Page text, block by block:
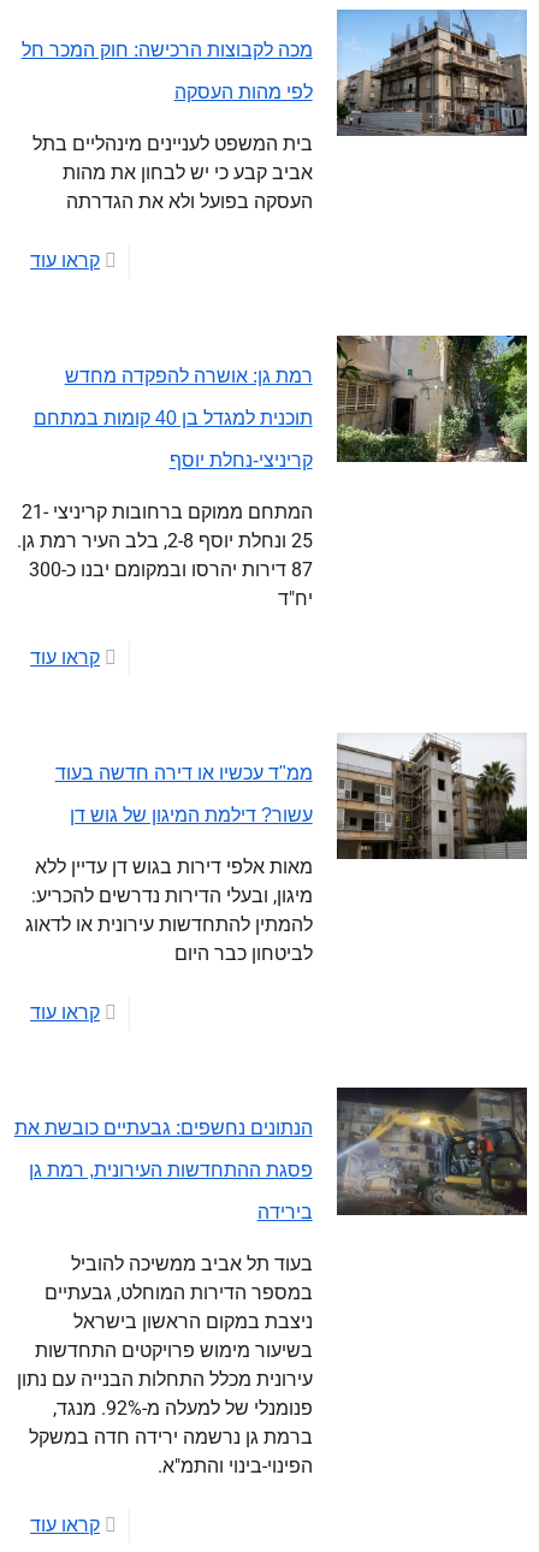
מכה לקבוצות הרכישה: חוק המכר חל
לפי מהות העסקה
בית המשפט לעניינים מינהליים בתל
אביב קבע כי יש לבחון את מהות
העסקה בפועל ולא את הגדרתה
קראו עוד
רמת גן: אושרה להפקדה מחדש
תוכנית למגדל בן 40 קומות במתחם
קריניצי-נחלת יוסף
המתחם ממוקם ברחובות קריניצי 21-
25 ונחלת יוסף 2-8, בלב העיר רמת גן.
87 דירות יהרסו ובמקומם יבנו כ-300
יח"ד
קראו עוד
ממ"ד עכשיו או דירה חדשה בעוד
עשור? דילמת המיגון של גוש דן
מאות אלפי דירות בגוש דן עדיין ללא
מיגון, ובעלי הדירות נדרשים להכריע:
להמתין להתחדשות עירונית או לדאוג
לביטחון כבר היום
קראו עוד
הנתונים נחשפים: גבעתיים כובשת את
פסגת ההתחדשות העירונית, רמת גן
בירידה
בעוד תל אביב ממשיכה להוביל
במספר הדירות המוחלט, גבעתיים
ניצבת במקום הראשון בישראל
בשיעור מימוש פרויקטים התחדשות
עירונית מכלל התחלות הבנייה עם נתון
פנומנלי של למעלה מ-92%. מנגד,
ברמת גן נרשמה ירידה חדה במשקל
הפינוי-בינוי והתמ"א.
קראו עוד